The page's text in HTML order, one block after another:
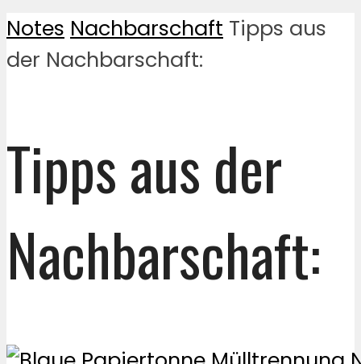
Notes Nachbarschaft Tipps aus
der Nachbarschaft:
Tipps aus der
Nachbarschaft: